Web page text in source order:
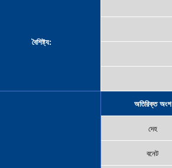
বৈশিষ্ট্য:
অতিরিক্ত অংশ
দেহ
বনেট